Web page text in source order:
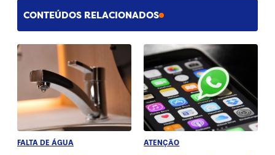
CONTEÚDOS RELACIONADOS
FALTA DE ÁGUA ATENÇÃO